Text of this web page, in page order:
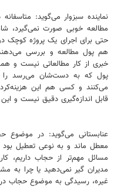
نماینده سبزوار می‌گوید:
مطالعه خوبی صورت نمی‌گیرد،
هم پول مطالعه و بررسی
خبری از کار مطالعاتی نیست و
پول که به دست‌شان می‌رسد را
می‌کنند و کسی هم این
قابل اندازه‌گیری دقیق نیست و
عنابستانی می‌گوید: در موضوع
معطل ماند و به نوعی تعطیل
مسائل مهم‌تر از حجاب داریم،
مدیران گیر نمی‌دهید یا چرا به
غیره، رسیدگی به موضوع حجاب در